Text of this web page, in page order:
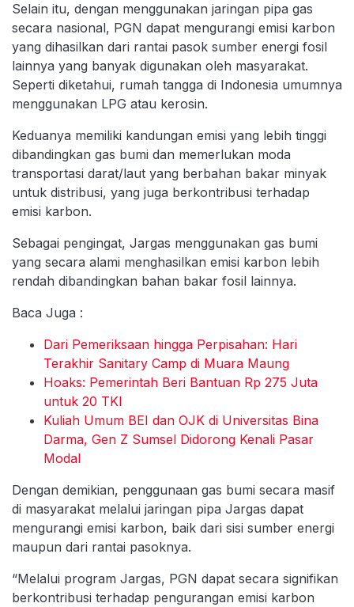
Selain itu, dengan menggunakan jaringan pipa gas
secara nasional, PGN dapat mengurangi emisi karbon
yang dihasilkan dari rantai pasok sumber energi fosil
lainnya yang banyak digunakan oleh masyarakat.
Seperti diketahui, rumah tangga di Indonesia umumnya
menggunakan LPG atau kerosin.
Keduanya memiliki kandungan emisi yang lebih tinggi
dibandingkan gas bumi dan memerlukan moda
transportasi darat/laut yang berbahan bakar minyak
untuk distribusi, yang juga berkontribusi terhadap
emisi karbon.
Sebagai pengingat, Jargas menggunakan gas bumi
yang secara alami menghasilkan emisi karbon lebih
rendah dibandingkan bahan bakar fosil lainnya.
Baca Juga :
Dari Pemeriksaan hingga Perpisahan: Hari
Terakhir Sanitary Camp di Muara Maung
Hoaks: Pemerintah Beri Bantuan Rp 275 Juta
untuk 20 TKI
Kuliah Umum BEI dan OJK di Universitas Bina
Darma, Gen Z Sumsel Didorong Kenali Pasar
Modal
Dengan demikian, penggunaan gas bumi secara masif
di masyarakat melalui jaringan pipa Jargas dapat
mengurangi emisi karbon, baik dari sisi sumber energi
maupun dari rantai pasoknya.
“Melalui program Jargas, PGN dapat secara signifikan
berkontribusi terhadap pengurangan emisi karbon